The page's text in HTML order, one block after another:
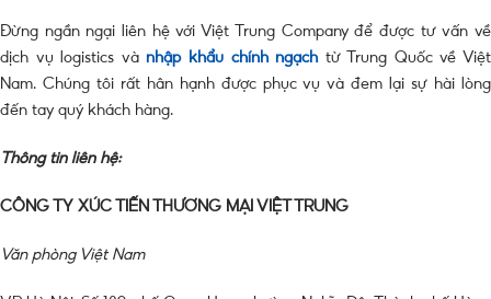
Đừng ngần ngại liên hệ với Việt Trung Company để được tư vấn về
dịch vụ logistics và nhập khẩu chính ngạch từ Trung Quốc về Việt
Nam. Chúng tôi rất hân hạnh được phục vụ và đem lại sự hài lòng
đến tay quý khách hàng.
Thông tin liên hệ:
CÔNG TY XÚC TIẾN THƯƠNG MẠI VIỆT TRUNG
Văn phòng Việt Nam